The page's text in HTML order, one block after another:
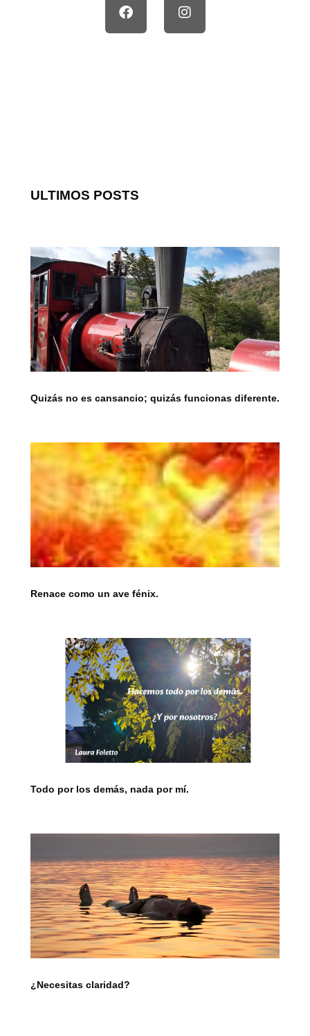
ULTIMOS POSTS
Quizás no es cansancio; quizás funcionas diferente.
Renace como un ave fénix.
Todo por los demás, nada por mí.
¿Necesitas claridad?